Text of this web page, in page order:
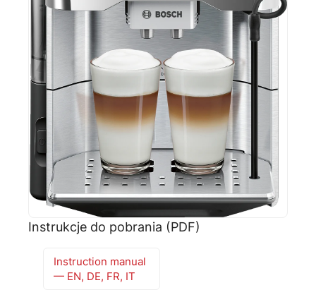
Instrukcje do pobrania (PDF)
Instruction manual
— EN, DE, FR, IT
🗹Reklamacja naprawy Reklamacja towaru